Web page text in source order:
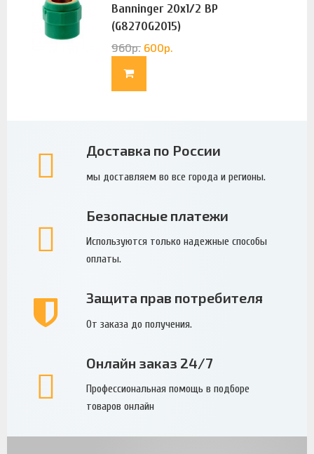
Banninger 20х1/2 ВР
(G8270G2015)
960р. 600р.
Доставка по России
мы доставляем во все города и регионы.
Безопасные платежи
Используются только надежные способы
оплаты.
Защита прав потребителя
От заказа до получения.
Онлайн заказ 24/7
Профессиональная помощь в подборе
товаров онлайн